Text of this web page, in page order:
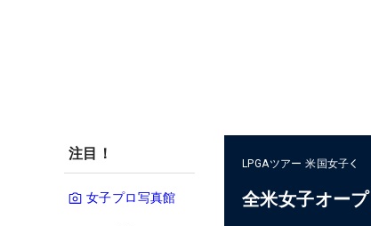
注目！
女子プロ写真館
LPGAツアー 米国女子
全米女子オー